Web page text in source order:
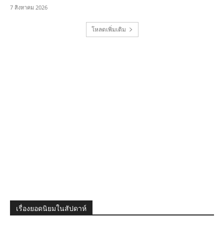
7 สิงหาคม 2026
โหลดเพิ่มเติม
เรื่องยอดนิยมในสัปดาห์